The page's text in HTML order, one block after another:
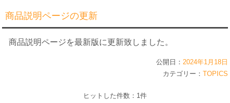
商品説明ページの更新
商品説明ページを最新版に更新致しました。
公開日： 2024年1月18日
カテゴリー： TOPICS
ヒットした件数：1件